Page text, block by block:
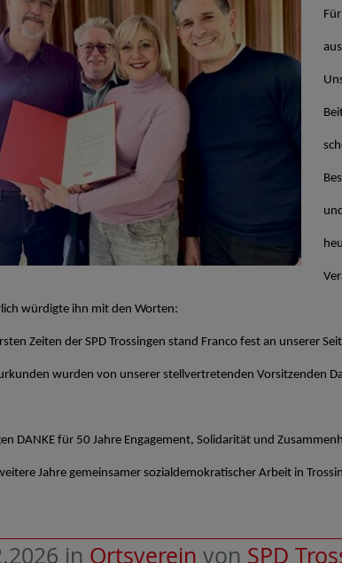
würdigte ihn mit den Worten:
Zeiten der SPD Trossingen stand Franco fest an unserer
wurden von unserer stellvertretenden Vorsitzenden
DANKE für 50 Jahre Engagement, Solidarität und
Jahre gemeinsamer sozialdemokratischer Arbeit in
in Ortsverein von SPD